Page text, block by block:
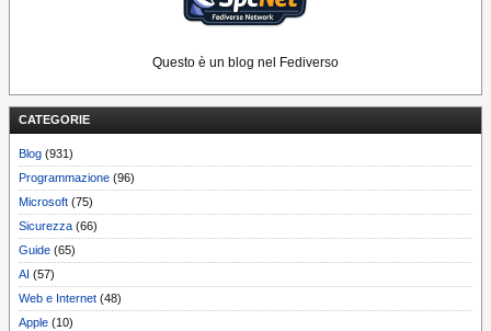
Questo è un blog nel Fediverso
CATEGORIE
Blog (931)
Programmazione (96)
Microsoft (75)
Sicurezza (66)
Guide (65)
AI (57)
Web e Internet (48)
Apple (10)